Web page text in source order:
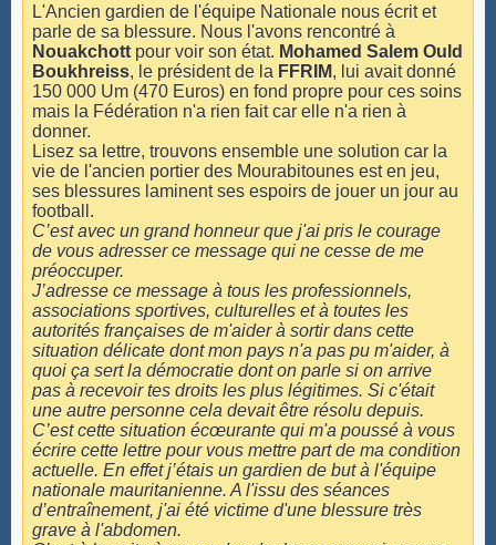
L'Ancien gardien de l'équipe Nationale nous écrit et
parle de sa blessure. Nous l'avons rencontré à
Nouakchott pour voir son état. Mohamed Salem Ould
Boukhreiss, le président de la FFRIM, lui avait donné
150 000 Um (470 Euros) en fond propre pour ces soins
mais la Fédération n'a rien fait car elle n'a rien à
donner.
Lisez sa lettre, trouvons ensemble une solution car la
vie de l'ancien portier des Mourabitounes est en jeu,
ses blessures laminent ses espoirs de jouer un jour au
football.
C’est avec un grand honneur que j'ai pris le courage
de vous adresser ce message qui ne cesse de me
préoccuper.
J’adresse ce message à tous les professionnels,
associations sportives, culturelles et à toutes les
autorités françaises de m'aider à sortir dans cette
situation délicate dont mon pays n'a pas pu m'aider, à
quoi ça sert la démocratie dont on parle si on arrive
pas à recevoir tes droits les plus légitimes. Si c'était
une autre personne cela devait être résolu depuis.
C’est cette situation écœurante qui m'a poussé à vous
écrire cette lettre pour vous mettre part de ma condition
actuelle. En effet j’étais un gardien de but à l'équipe
nationale mauritanienne. A l'issu des séances
d’entraînement, j'ai été victime d'une blessure très
grave à l'abdomen.